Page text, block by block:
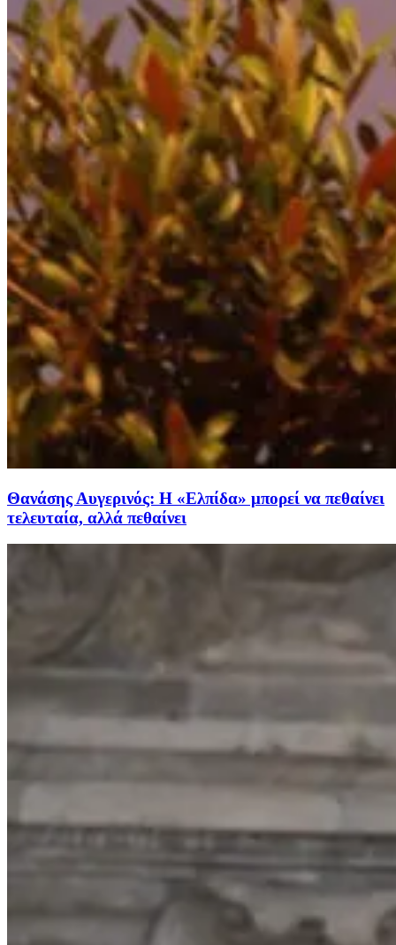
Θανάσης Αυγερινός: Η «Ελπίδα» μπορεί να πεθαίνει
τελευταία, αλλά πεθαίνει